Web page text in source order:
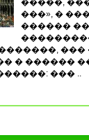
�����,
���», �
������
� ������
��� ..